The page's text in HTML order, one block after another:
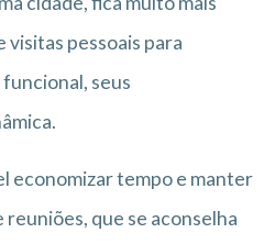
pessoais para
seus
economizar tempo e manter
que se aconselha